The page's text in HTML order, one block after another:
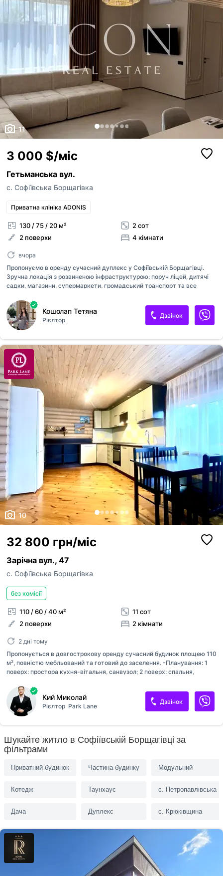
11
3 000 $/міс
Гетьманська вул.
с. Софіївська Борщагівка
Приватна клініка ADONIS
130 / 75 / 20 м²
2 поверхи
2 сот
4 кімнати
вчора
Пропонуємо в оренду сучасний дуплекс у Софіївській Борщагівці.
Зручна локація з розвиненою інфраструктурою: поруч ліцей, дитячі
садки, магазини, супермаркети, громадський транспорт та все
будинку — 130 м² • Земельна ділянка — 2 сотки • Озеленена
прибудинкова територія Планування: Перший поверх: • Простора
кухня-вітальня з виходом на подвір'я • Кабінет (або гостьова
спальня) • Санвузол • Технічне приміщення Другий поверх: •
Майстер-спальня з гардеробною • Дві окремі кімнати • Санвузол
Будинок повністю готовий до проживання та стане чудовим вибором
для сім'ї, яка цінує комфорт, функціональне планування та затишну
атмосферу....
Кошолап Тетяна
Рієлтор
Дзвінок
10
32 800 грн/міс
Зарічна вул., 47
с. Софіївська Борщагівка
без комісії
110 / 60 / 40 м²
2 поверхи
11 сот
2 кімнати
2 дні тому
Пропонується в довгострокову оренду сучасний будинок площею 110
м², повністю мебльований та готовий до заселення. -Планування: 1
поверх: простора кухня-вітальня, санвузол; 2 поверх: спальня,
сонячні панелі та генератор; підвал, який можна використовувати як
укриття; газове опалення; власна свердловина; оптоволоконний
інтернет; будинок укомплектований усіма необхідними меблями та
технікою. -Ділянка: 11 соток (територія на два будинки); у сусідньому
будинку проживають власники; паркування для 2 автомобілів.
-Локація: лише 50 метрів до озера з облаштованим пляжем; у пішій
доступності супермаркети NOVUS та «Сільпо»; зру...
Кий Миколай
Рієлтор Park Lane
Дзвінок
Шукайте житло в Софіївській Борщагівці за
фільтрами
Приватний будинок
Котедж
Дача
Частина будинку
Таунхаус
Дуплекс
Модульний
с. Петропавлівська
с. Крюківщина